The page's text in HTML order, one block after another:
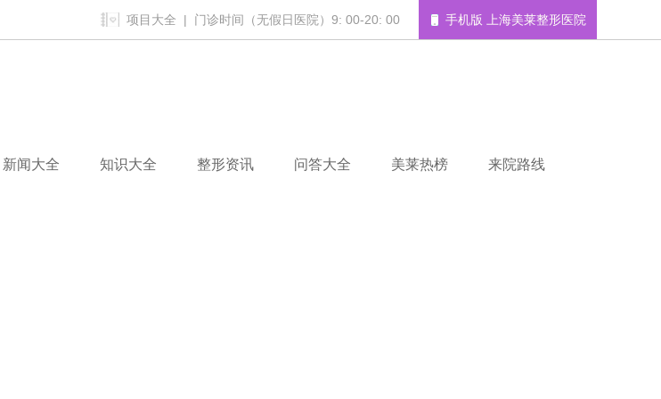
手机版 上海美莱整形医院
项目大全 | 门诊时间（无假日医院）9: 00-20: 00
新闻大全 知识大全 整形资讯 问答大全 美莱热榜 来院路线